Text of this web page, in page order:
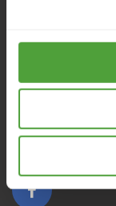
Adres
(ma 13:30 -
VOLG ONS OP